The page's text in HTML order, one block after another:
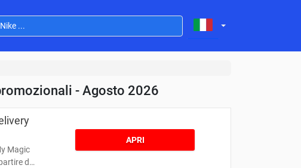
- Agosto 2026
Magic
da
APRI